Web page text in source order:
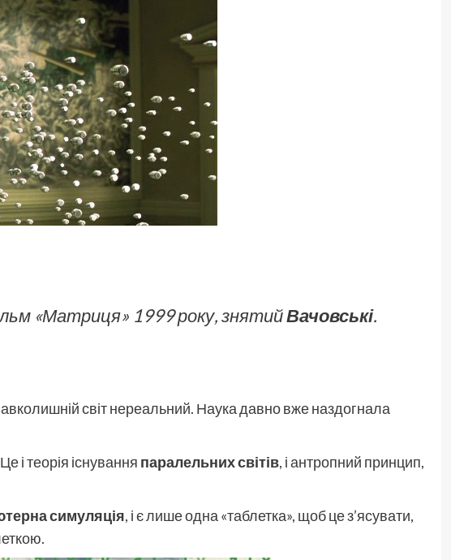
«Матриця» 1999 року, знятийВачовські.
світ нереальний. Наука давно вже наздогнала
і теорія існування паралельних світів, і антропний принцип,
симуляція, і є лише одна «таблетка», щоб це з’ясувати,